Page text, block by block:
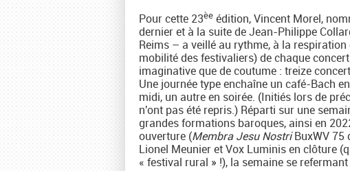
Pour cette 23èe édition, Vincent Morel,
dernier et à la suite de Jean-Philippe
Reims – a veillé au rythme, à la
mobilité des festivaliers) de chaque
imaginative que de coutume : treize
Une journée type enchaîne un café-Bach
midi, un autre en soirée. (Initiés lors de
n'ont pas été repris.) Réparti sur une
grandes formations baroques, ainsi en
ouverture (Membra Jesu NostriBuxWV 75
Lionel Meunier et Vox Luminis en clôture
« festival rural » !), la semaine se